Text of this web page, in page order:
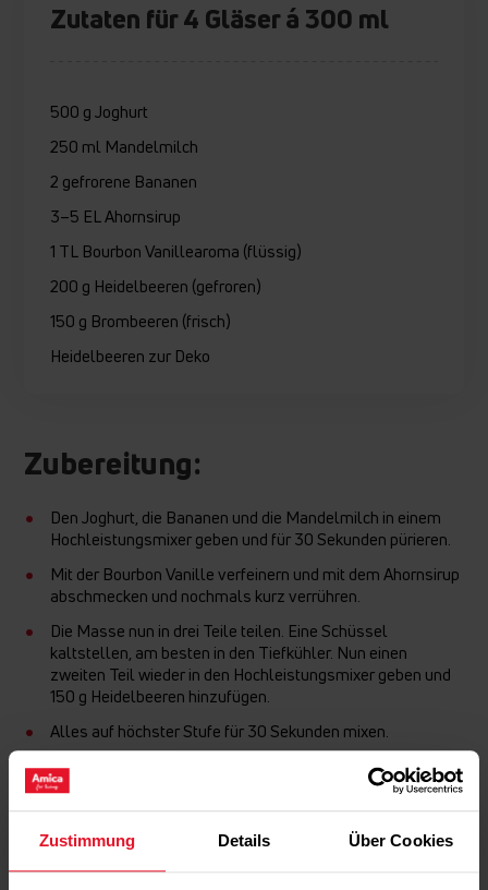
Zustimmung Details Über Cookies
Zutaten für 4 Gläser á 300 ml
500 g Joghurt
250 ml Mandelmilch
2 gefrorene Bananen
3–5 EL Ahornsirup
1 TL Bourbon Vanillearoma (flüssig)
200 g Heidelbeeren (gefroren)
150 g Brombeeren (frisch)
Heidelbeeren zur Deko
Zubereitung:
Den Joghurt, die Bananen und die Mandelmilch in einem
Hochleistungsmixer geben und für 30 Sekunden pürieren.
Mit der Bourbon Vanille verfeinern und mit dem Ahornsirup
abschmecken und nochmals kurz verrühren.
Die Masse nun in drei Teile teilen. Eine Schüssel
kaltstellen, am besten in den Tiefkühler. Nun einen
zweiten Teil wieder in den Hochleistungsmixer geben und
150 g Heidelbeeren hinzufügen.
Alles auf höchster Stufe für 30 Sekunden mixen.
Die Masse in eine Schüssel füllen und für 20 Minuten in
den Tiefkühler stellen.
restlichen Heidelbeeren und Brombeeren dazu geben und
auf ebenfalls für 30 Sekunden mixen.